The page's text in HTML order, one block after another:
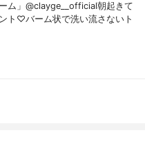
ム」@clayge__official朝起きて
ト♡バーム状で洗い流さないト